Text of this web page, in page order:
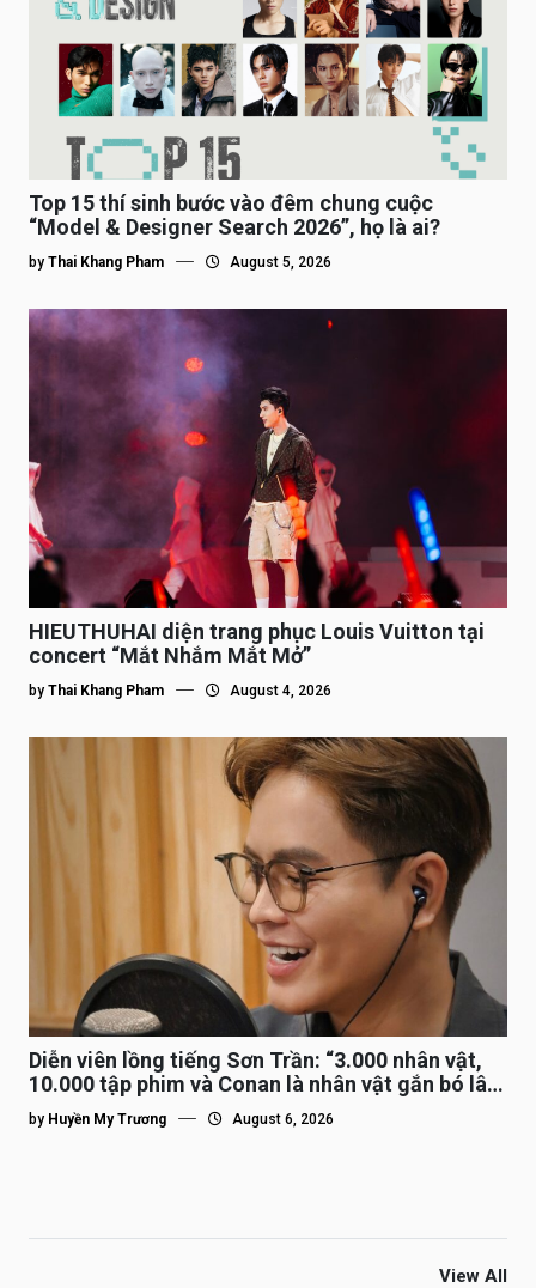
Top 15 thí sinh bước vào đêm chung cuộc
“Model & Designer Search 2026”, họ là ai?
by Thai Khang Pham August 5, 2026
HIEUTHUHAI diện trang phục Louis Vuitton tại
concert “Mắt Nhắm Mắt Mở”
by Thai Khang Pham August 4, 2026
Diễn viên lồng tiếng Sơn Trần: “3.000 nhân vật,
10.000 tập phim và Conan là nhân vật gắn bó lâu
nhất”
by Huyền My Trương August 6, 2026
View All